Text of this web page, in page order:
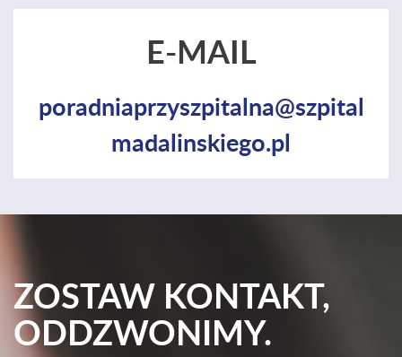
E-MAIL
poradniaprzyszpitalna@szpital
madalinskiego.pl
ZOSTAW KONTAKT,
ODDZWONIMY.